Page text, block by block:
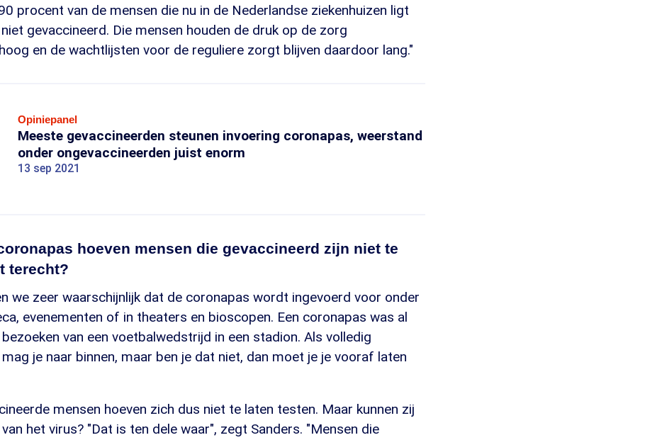
procent van de mensen die nu in de Nederlandse ziekenhuizen ligt
gevaccineerd. Die mensen houden de druk op de zorg
en de wachtlijsten voor de reguliere zorgt blijven daardoor lang."
Opiniepanel
Meeste gevaccineerden steunen invoering coronapas, weerstand
onder ongevaccineerden juist enorm
13 sep 2021
hoeven mensen die gevaccineerd zijn niet te
terecht?
we zeer waarschijnlijk dat de coronapas wordt ingevoerd voor onder
evenementen of in theaters en bioscopen. Een coronapas was al
van een voetbalwedstrijd in een stadion. Als volledig
je naar binnen, maar ben je dat niet, dan moet je je vooraf laten
mensen hoeven zich dus niet te laten testen. Maar kunnen zij
het virus? "Dat is ten dele waar", zegt Sanders. "Mensen die